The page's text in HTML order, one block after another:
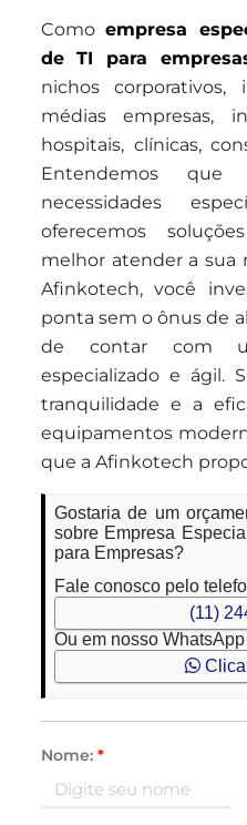
Comoempresa
de TI para
nichos corporativos,
médias empresas,
hospitais, clínicas,
Entendemos
necessidades
oferecemos
melhor atender a sua
Afinkotech, você
ponta sem o ônus de
de contar com
especializado e ágil.
tranquilidade e a
equipamentos
que a Afinkotech
Gostaria de um
sobre Empresa
para Empresas?
Fale conosco pelo
(11)
Ou em nosso WhatsApp
Nome: *